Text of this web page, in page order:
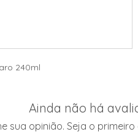
240ml
Ainda não há
sua opinião. Seja o